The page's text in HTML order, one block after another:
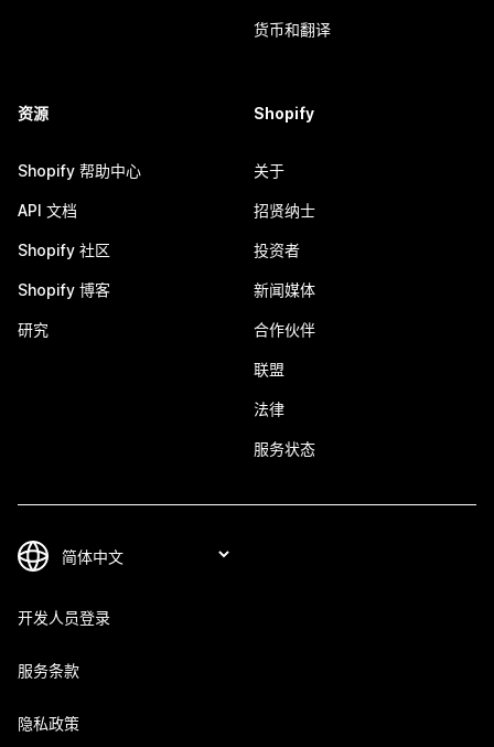
货币和翻译
资源
Shopify 帮助中心
API 文档
Shopify 社区
Shopify 博客
研究
Shopify
关于
招贤纳士
投资者
新闻媒体
合作伙伴
联盟
法律
服务状态
开发人员登录
服务条款
隐私政策